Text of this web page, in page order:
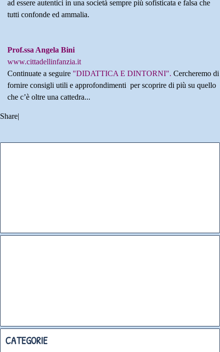
ad essere autentici in una società sempre più sofisticata e falsa che
tutti confonde ed ammalia.
Prof.ssa Angela Bini
www.cittadellinfanzia.it
Continuate a seguire "DIDATTICA E DINTORNI". Cercheremo di
fornire consigli utili e approfondimenti per scoprire di più su quello
che c’è oltre una cattedra...
Share|
CATEGORIE